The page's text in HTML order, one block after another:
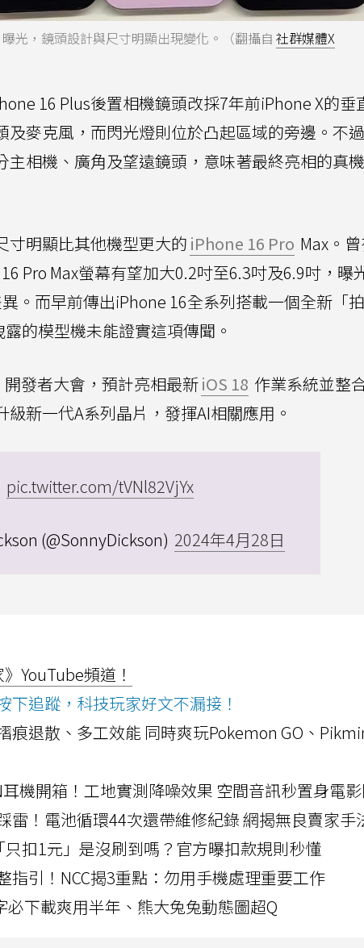
光，鏡頭設計與尺寸明顯出現變化。（翻攝自 社群媒體X
16 Plus後置相機鏡頭改採7年前iPhone X的垂
麥克風，而閃光燈則位於凸起區域的旁邊。不
相機、廣角及望遠鏡頭，意味著最終亮相的真
寸明顯比其他機型更大的 iPhone 16 Pro Max。
Pro Max螢幕有望加大0.2吋至6.3吋及6.9吋，曝
。而早前傳出iPhone 16全系列搭載一個全新「
的模型機未能證實這項傳聞。
開發者大會，預計亮相最新iOS 18 作業系統並整
新一代A系列晶片，發揮AI相關應用。
pic.twitter.com/tVNl82VjYx
(@SonnyDickson) 2024年4月28日
YouTube頻道！
下追蹤，科技玩家好文不漏接！
痕退散、多工效能 同時爽玩Pokemon GO、
耳機開箱！工地實測降噪效果 空間音訊秒置身電
雷！電池循環44次還帶維修紀錄 網揭無良賣家手
扣1元」是沒刷到嗎？官方曝扣款規則秒懂
指引！NCC揭3重點：勿用手機處理重要工作
必下載爽用半年、熊大兔兔動態圖超Q